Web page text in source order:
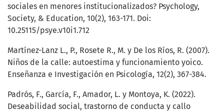
sociales en menores institucionalizados? Psychology,
Society, & Education, 10(2), 163-171. Doi:
10.25115/psye.v10i1.712
Martínez-Lanz L., P., Rosete R., M. y De los Ríos, R. (2007).
Niños de la calle: autoestima y funcionamiento yoico.
Enseñanza e Investigación en Psicología, 12(2), 367-384.
Padrós, F., García, F., Amador, L. y Montoya, K. (2022).
Deseabilidad social, trastorno de conducta y callo